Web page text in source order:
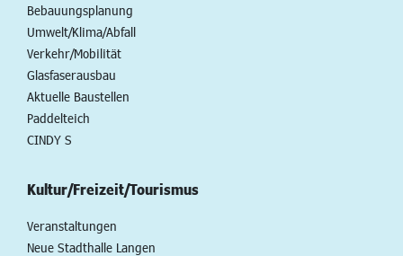
Bebauungsplanung
Umwelt/Klima/Abfall
Verkehr/Mobilität
Glasfaserausbau
Aktuelle Baustellen
Paddelteich
CINDY S
Kultur/Freizeit/Tourismus
Veranstaltungen
Neue Stadthalle Langen